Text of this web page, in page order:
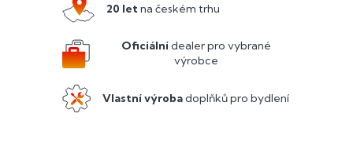
20 letna českém trhu
Oficiálnídealer pro vybrané
výrobce
Vlastní výrobadoplňků pro bydlení